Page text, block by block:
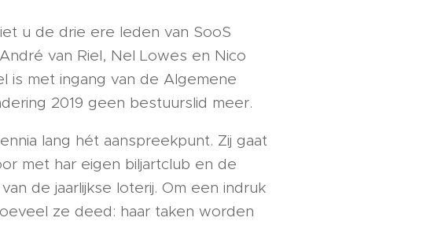
u de drie ere leden van SooS
van Riel, Nel Lowes en Nico
is met ingang van de Algemene
2019 geen bestuurslid meer.
lang hét aanspreekpunt. Zij gaat
met har eigen biljartclub en de
de jaarlijkse loterij. Om een indruk
ze deed: haar taken worden